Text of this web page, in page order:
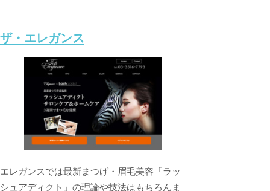
ザ・エレガンス
エレガンスでは最新まつげ・眉毛美容「ラッ
シュアディクト」の理論や技法はもちろんま